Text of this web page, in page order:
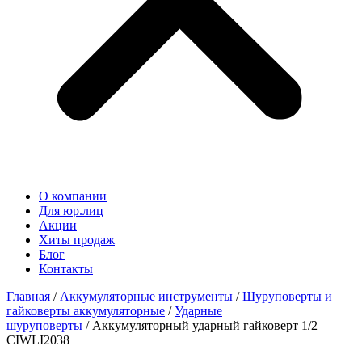
О компании
Для юр.лиц
Акции
Хиты продаж
Блог
Контакты
Главная / Аккумуляторные инструменты /Шуруповерты и
гайковерты аккумуляторные /Ударные
шуруповерты / Аккумуляторный ударный гайковерт 1/2
CIWLI2038